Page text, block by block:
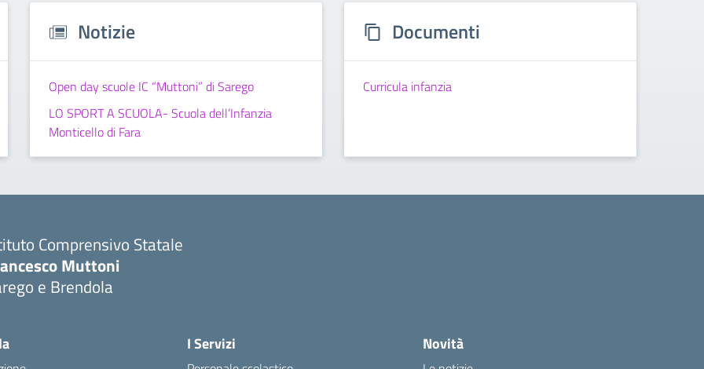
Notizie
Open day scuole IC “Muttoni” di Sarego
LO SPORT A SCUOLA- Scuola dell’Infanzia
Monticello di Fara
Documenti
Curricula infanzia
Comprensivo Statale
Muttoni
e Brendola
I Servizi Novità